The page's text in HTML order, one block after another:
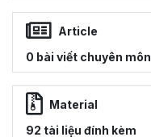
Article
0 bài viết chuyên môn
Material
92 tài liệu đính kèm